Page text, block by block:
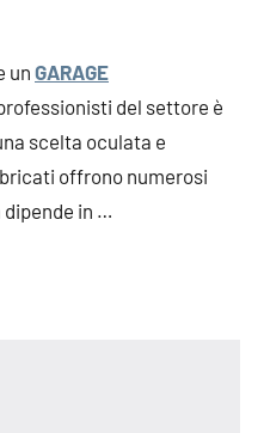
unGARAGE
del settore è
scelta oculata e
offrono numerosi
in …